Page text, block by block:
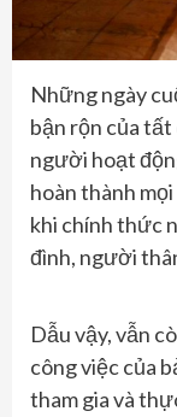
Những ngày
bận rộn của
người hoạt
hoàn thành
khi chính thức
đình, người
Dẫu vậy, vẫn
công việc của
tham gia và